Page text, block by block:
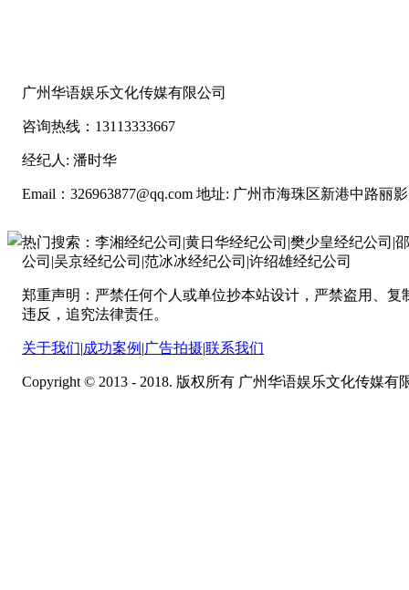
广州华语娱乐文化传媒有限公司
咨询热线：13113333667
经纪人: 潘时华
Email：326963877@qq.com 地址: 广州市海珠区新港中路丽
热门搜索：李湘经纪公司|黄日华经纪公司|樊少皇经纪公司|
公司|吴京经纪公司|范冰冰经纪公司|许绍雄经纪公司
郑重声明：严禁任何个人或单位抄本站设计，严禁盗用、
违反，追究法律责任。
关于我们|成功案例 |广告拍摄|联系我们
Copyright © 2013 - 2018. 版权所有 广州华语娱乐文化传媒有